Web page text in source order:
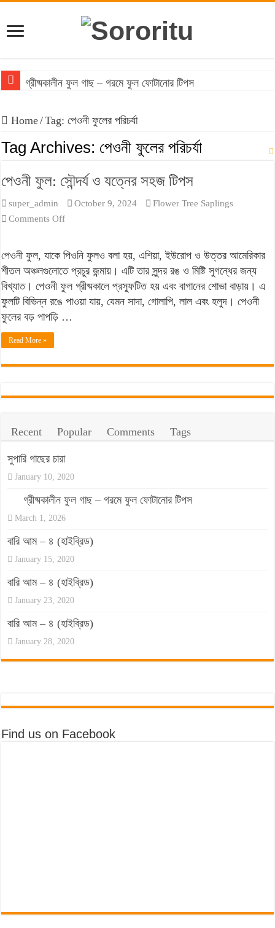
গ্রীষ্মকালীন ফুল গাছ – গরমে ফুল ফোটানোর টিপস
ফসলের চারা প্রস্তুতির সময় করণীয় ও বর্জনীয়
বনজ গাছ রোপণের সময় ও নিয়ম
Home/Tag:পেওনী ফুলের পরিচর্যা
Tag Archives: পেওনী ফুলের পরিচর্যা
পেওনী ফুল: সৌন্দর্য ও যত্নের সহজ টিপস
super_admin October 9, 2024
Flower Tree Saplings
Comments Offon
ফুল:
যত্নের
পেওনী ফুল, যাকে পিওনি ফুলও বলা হয়, এশিয়া, ইউরোপ ও উত্তর আমেরিকার
শীতল অঞ্চলগুলোতে প্রচুর জন্মায়। এটি তার সুন্দর রঙ ও মিষ্টি সুগন্ধের জন্য
বিখ্যাত। পেওনী ফুল গ্রীষ্মকালে প্রস্ফুটিত হয় এবং বাগানের শোভা বাড়ায়। এ
ফুলটি বিভিন্ন রঙে পাওয়া যায়, যেমন সাদা, গোলাপি, লাল এবং হলুদ। পেওনী
ফুলের বড় পাপড়ি …
Read More »
Recent Popular Comments Tags
সুপারি গাছের চারা
January 10, 2020
গ্রীষ্মকালীন ফুল গাছ – গরমে ফুল ফোটানোর টিপস
March 1, 2026
বারি আম – ৪ (হাইব্রিড)
January 15, 2020
বারি আম – ৪ (হাইব্রিড)
January 23, 2020
বারি আম – ৪ (হাইব্রিড)
January 28, 2020
Find us on Facebook